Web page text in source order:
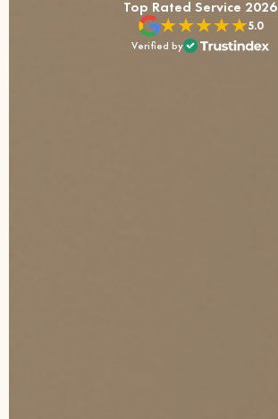
Top Rated Service 2026
5.0
Verified by